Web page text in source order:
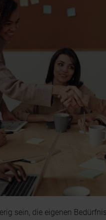
sein, die eigenen